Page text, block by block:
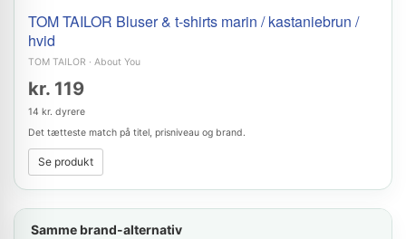
TOM TAILOR Bluser & t-shirts marin / kastaniebrun /
hvid
TOM TAILOR · About You
kr. 119
14 kr. dyrere
Det tætteste match på titel, prisniveau og brand.
Se produkt
Samme brand-alternativ